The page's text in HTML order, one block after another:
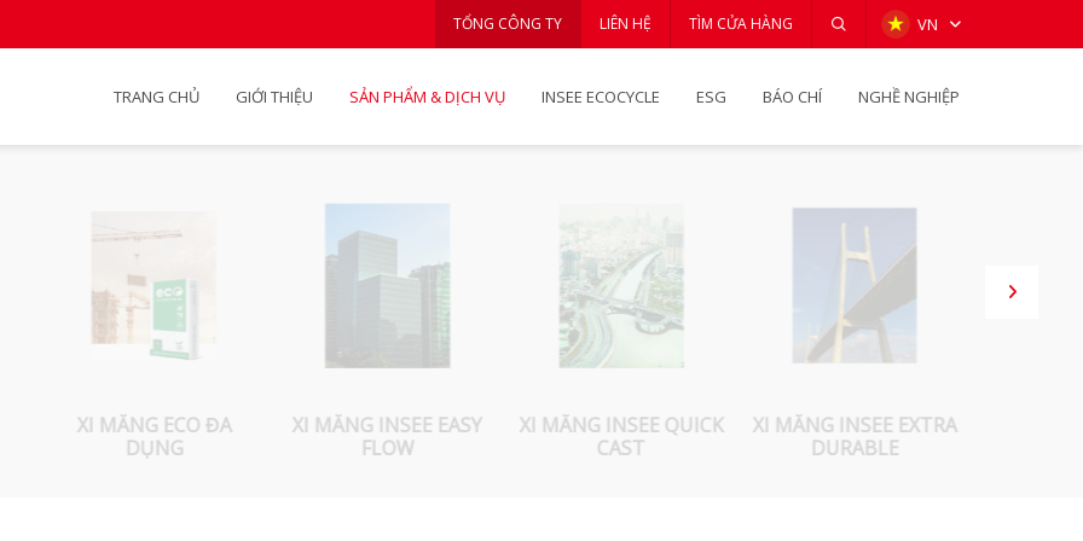
TỔNG CÔNG TY LIÊN HỆ TÌM CỬA HÀNG VN
TRANG CHỦ GIỚI THIỆU SẢN PHẨM & DỊCH VỤ INSEE ECOCYCLE ESG BÁO CHÍ NGHỀ NGHIỆP
XI MĂNG ECO ĐA
DỤNG
XI MĂNG INSEE EASY
FLOW
XI MĂNG INSEE QUICK
CAST
XI MĂNG INSEE EXTRA
DURABLE